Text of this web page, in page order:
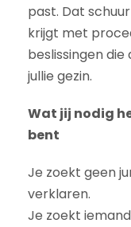
past. Dat
krijgt met
beslissingen
jullie gezin.
Wat jij nodig
bent
Je zoekt geen
verklaren.
Je zoekt